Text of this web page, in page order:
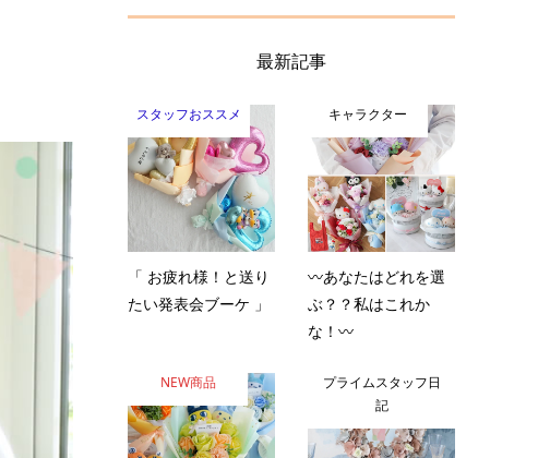
最新記事
スタッフおススメ
「 お疲れ様！と送り
たい発表会ブーケ 」
キャラクター
〰️あなたはどれを選
ぶ？？私はこれか
な！〰️
NEW商品
プライムスタッフ日
記